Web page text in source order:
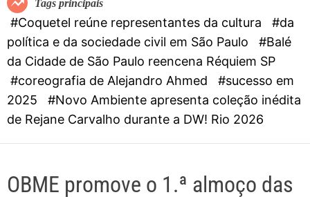
e
Tags principais
#Coquetel reúne representantes da cultura
#da
política e da sociedade civil em São Paulo
#Balé
da Cidade de São Paulo reencena Réquiem SP
#coreografia de Alejandro Ahmed
#sucesso em
2025
#Novo Ambiente apresenta coleção inédita
de Rejane Carvalho durante a DW! Rio 2026
OBME promove o 1.ª almoço das